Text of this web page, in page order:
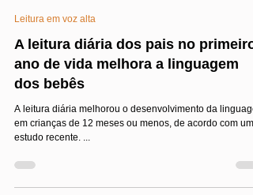
Jairo Costa
Leitura em voz alta
A leitura diária dos pais no primeiro
ano de vida melhora a linguagem
dos bebês
em crianças de 12 meses ou menos, de acordo com um